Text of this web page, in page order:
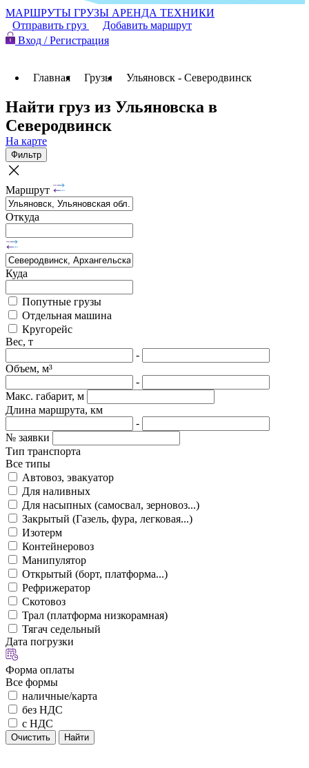
МАРШРУТЫ ГРУЗЫ АРЕНДА ТЕХНИКИ
Отправить груз
Добавить маршрут
Вход / Регистрация
Главная Грузы Ульяновск - Северодвинск
Найти груз из Ульяновска в
Северодвинск
На карте
Фильтр
Маршрут
Откуда
Куда
Попутные грузы
Отдельная машина
Кругорейс
Вес, т
-
Объем, м³
-
Макс. габарит, м
Длина маршрута, км
-
№ заявки
Тип транспорта
Все типы
Автовоз, эвакуатор
Для наливных
Для насыпных (самосвал, зерновоз...)
Закрытый (Газель, фура, легковая...)
Изотерм
Контейнеровоз
Манипулятор
Открытый (борт, платформа...)
Рефрижератор
Скотовоз
Трал (платформа низкорамная)
Тягач седельный
Дата погрузки
Форма оплаты
Все формы
наличные/карта
без НДС
с НДС
Очистить Найти